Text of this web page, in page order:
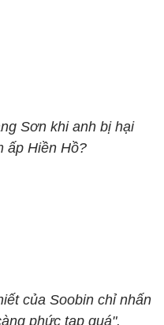
Sơn khi anh bị hại
ấp Hiền Hồ?
của Soobin chỉ nhấn
phức tạp quá".